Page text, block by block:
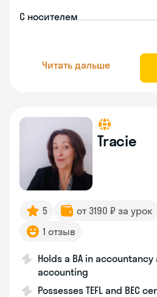
С носителем
Читать дальше
Tracie
5 от 3190 ₽ за урок
1 отзыв
Holds a BA in accountancy
accounting
Possesses TEFL and BEC